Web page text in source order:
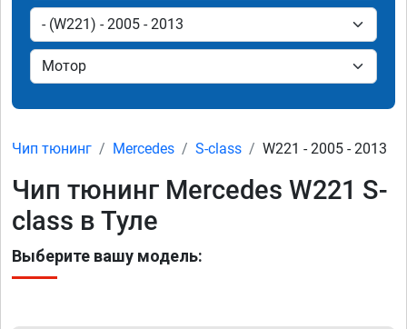
Чип тюнинг Mercedes S-class W221 - 2005 - 2013
Чип тюнинг Mercedes W221 S-
class в Туле
Выберите вашу модель: